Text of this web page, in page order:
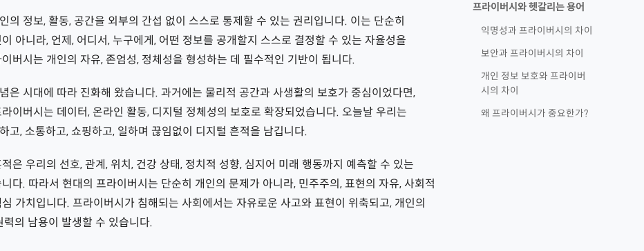
의 정보, 활동, 공간을 외부의 간섭 없이 스스로 통제할 수 있는 권리입니다. 이는 단순히
아니라, 언제, 어디서, 누구에게, 어떤 정보를 공개할지 스스로 결정할 수 있는 자율성을
버시는 개인의 자유, 존엄성, 정체성을 형성하는 데 필수적인 기반이 됩니다.
은 시대에 따라 진화해 왔습니다. 과거에는 물리적 공간과 사생활의 보호가 중심이었다면,
이버시는 데이터, 온라인 활동, 디지털 정체성의 보호로 확장되었습니다. 오늘날 우리는
고, 소통하고, 쇼핑하고, 일하며 끊임없이 디지털 흔적을 남깁니다.
은 우리의 선호, 관계, 위치, 건강 상태, 정치적 성향, 심지어 미래 행동까지 예측할 수 있는
다. 따라서 현대의 프라이버시는 단순히 개인의 문제가 아니라, 민주주의, 표현의 자유, 사회적
가치입니다. 프라이버시가 침해되는 사회에서는 자유로운 사고와 표현이 위축되고, 개인의
력의 남용이 발생할 수 있습니다.
프라이버시와 헷갈리는 용어
익명성과 프라이버시의 차이
보안과 프라이버시의 차이
개인 정보 보호와 프라이버
시의 차이
왜 프라이버시가 중요한가?